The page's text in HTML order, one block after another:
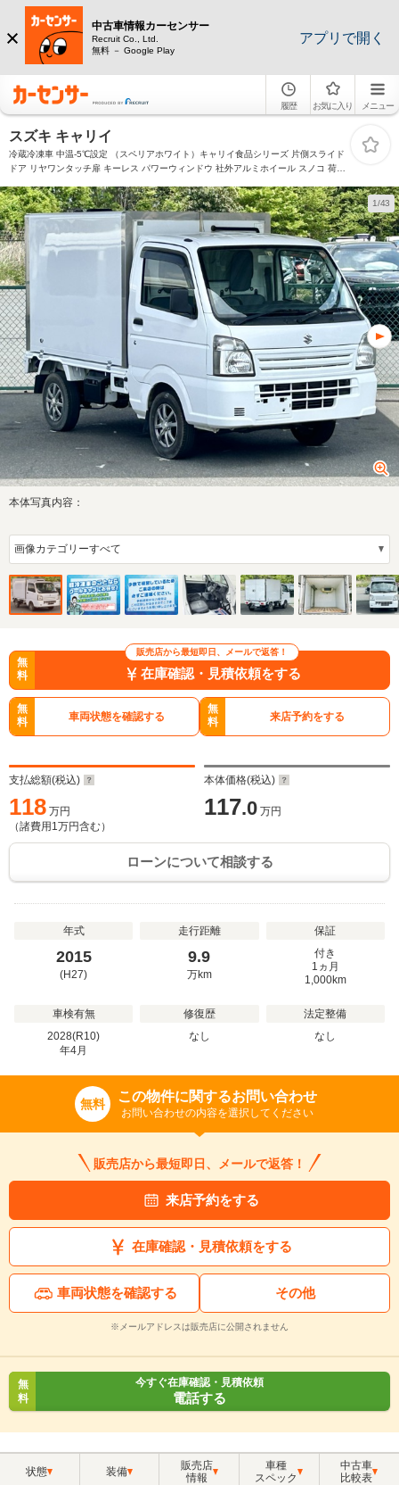
中古車情報カーセンサー
Recruit Co., Ltd.
無料 － Google Play
アプリで開く
履歴 お気に入り メニュー
スズキ キャリイ
冷蔵冷凍車 中温-5℃設定 （スペリアホワイト）キャリイ食品シリーズ 片側スライド
ドア リヤワンタッチ扉 キーレス パワーウィンドウ 社外アルミホイール スノコ 荷箱
1/43
本体写真内容：
販売店から最短即日、メールで返答！
無
料
在庫確認・見積依頼をする
無
料
車両状態を確認する
無
料
来店予約をする
支払総額(税込)
118 万円
（諸費用 1万円含む）
本体価格(税込)
117.0 万円
ローンについて相談する
年式
2015
(H27)
走行距離
9.9
万km
保証
付き
1ヵ月
1,000km
車検有無
2028(R10)
年4月
修復歴
なし
法定整備
なし
無料 この物件に関するお問い合わせ
お問い合わせの内容を選択してください
販売店から最短即日、メールで返答！
来店予約をする
在庫確認・見積依頼をする
車両状態を確認する その他
※メールアドレスは販売店に公開されません
無
料
今すぐ在庫確認・見積依頼
電話する
状態 装備
販売店
情報
車種
スペック
中古車
比較表